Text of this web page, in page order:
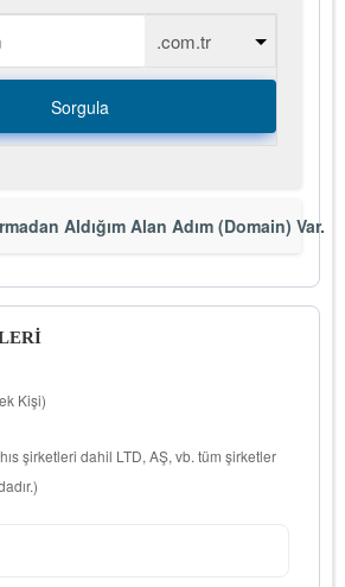
Sorgula
Aldığım Alan Adım (Domain) Var.
Kişi)
şirketleri dahil LTD, AŞ, vb. tüm şirketler